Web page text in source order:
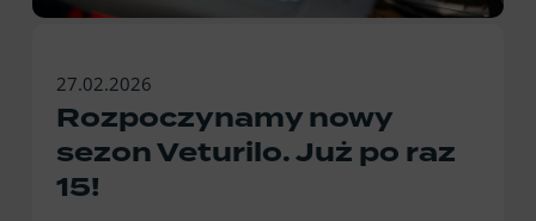
27.02.2026
Rozpoczynamy nowy
sezon Veturilo. Już po raz
15!